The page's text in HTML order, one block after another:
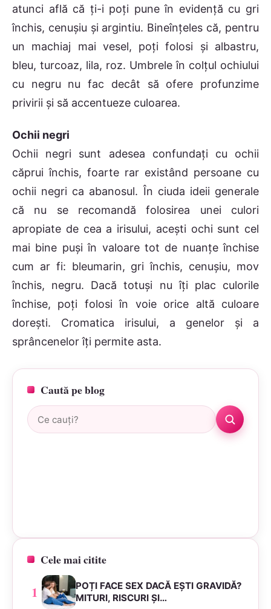
atunci află că ţi-i poţi pune în evidenţă cu gri
închis, cenuşiu şi argintiu. Bineînţeles că, pentru
un machiaj mai vesel, poţi folosi şi albastru,
bleu, turcoaz, lila, roz. Umbrele în colţul ochiului
cu negru nu fac decât să ofere profunzime
privirii şi să accentueze culoarea.
Ochii negri
Ochii negri sunt adesea confundaţi cu ochii
căprui închis, foarte rar existând persoane cu
ochii negri ca abanosul. În ciuda ideii generale
că nu se recomandă folosirea unei culori
apropiate de cea a irisului, aceşti ochi sunt cel
mai bine puşi în valoare tot de nuanţe închise
cum ar fi: bleumarin, gri închis, cenuşiu, mov
închis, negru. Dacă totuşi nu îţi plac culorile
închise, poţi folosi în voie orice altă culoare
doreşti. Cromatica irisului, a genelor şi a
sprâncenelor îţi permite asta.
Caută pe blog
Caută:
Cele mai citite
1
POȚI FACE SEX DACĂ EȘTI GRAVIDĂ?
MITURI, RISCURI ȘI…